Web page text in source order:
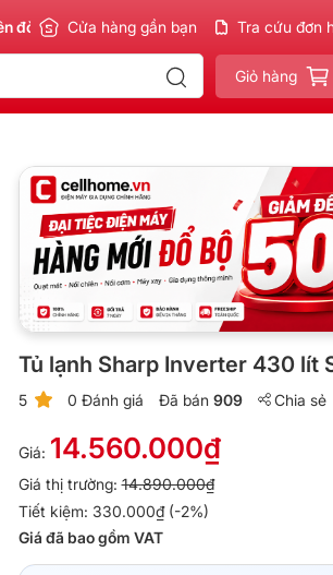
tiết kiệm Sản phẩm Chính hãng - Xuất
Cửa hàng gần bạn Tra cứu đơn
Giỏ hàng
Tủ lạnh Sharp Inverter 430 lít
5 0 Đánh giá Đã bán 909 Chia sẻ
Giá: 14.560.000₫
Giá thị trường:14.890.000₫
Tiết kiệm: 330.000₫ (-2%)
Giá đã bao gồm VAT